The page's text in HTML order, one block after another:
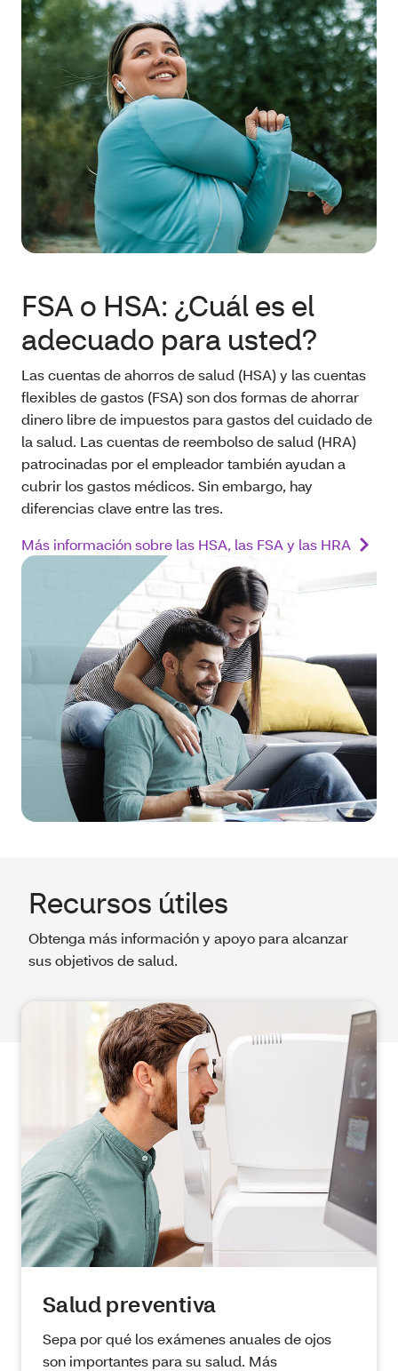
FSA o HSA: ¿Cuál es el
adecuado para usted?
Las cuentas de ahorros de salud (HSA) y las cuentas
flexibles de gastos (FSA) son dos formas de ahorrar
dinero libre de impuestos para gastos del cuidado de
la salud. Las cuentas de reembolso de salud (HRA)
patrocinadas por el empleador también ayudan a
cubrir los gastos médicos. Sin embargo, hay
diferencias clave entre las tres.
Más información sobre las HSA, las FSA y las HRA
Recursos útiles
Obtenga más información y apoyo para alcanzar
sus objetivos de salud.
Salud preventiva
Sepa por qué los exámenes anuales de ojos
son importantes para su salud. Más